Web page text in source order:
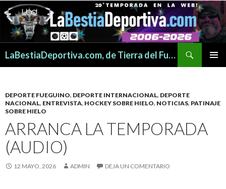
LaBestiaDeportiva.com, de Tierra del Fuego para todo el mundo
DEPORTE FUEGUINO, DEPORTE INTERNACIONAL, DEPORTE
NACIONAL, ENTREVISTA, HOCKEY SOBRE HIELO, NOTICIAS, PATINAJE
SOBRE HIELO
ARRANCA LA TEMPORADA
(AUDIO)
12 MAYO, 2026 ADMIN DEJA UN COMENTARIO